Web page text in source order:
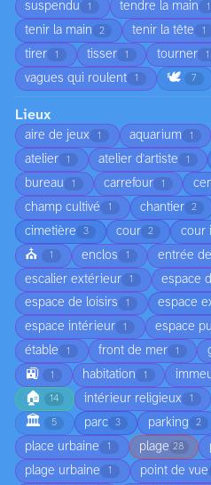
suspendu 1 tendre la main 1
tenir la main 2 tenir la tête 1
tirer 1 tisser 1 tourner 1
vagues qui roulent 1 🕊️ 7
Lieux
aire de jeux 1 aquarium 1
atelier 1 atelier d'artiste 1
bureau 1 carrefour 1
champ cultivé 1 chantier 2
cimetière 3 cour 2 cour
⛪ 1 enclos 1 entrée
escalier extérieur 1 espace
espace de loisirs 1 espace
espace intérieur 1 espace
étable 1 front de mer 1
🚉 1 habitation 1
🏠 14 intérieur religieux 1
🏛️ 5 parc 3 parking 2
place urbaine 1 plage 28
plage urbaine 1 point de vue